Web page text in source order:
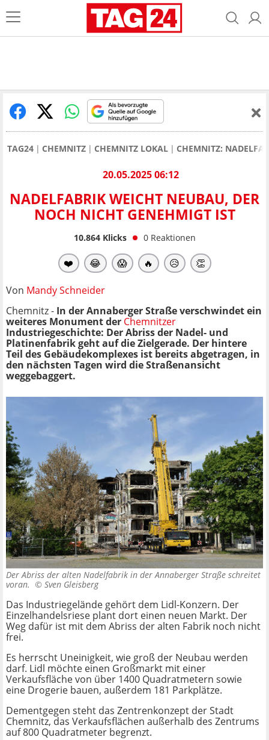
TAG24 CHEMNITZ CHEMNITZ LOKAL CHEMNITZ:
20.05.2025 06:12
NADELFABRIK WEICHT NEUBAU, DER
NOCH NICHT GENEHMIGT IST
10.864Klicks 0 Reaktionen
❤️ 😂 😱 🔥 😥 👏
Von Mandy Schneider
Chemnitz - In der Annaberger Straße verschwindet ein
weiteres Monument der Chemnitzer
Industriegeschichte: Der Abriss der Nadel- und
Platinenfabrik geht auf die Zielgerade. Der hintere
Teil des Gebäudekomplexes ist bereits abgetragen, in
den nächsten Tagen wird die Straßenansicht
weggebaggert.
Der Abriss der alten Nadelfabrik in der Annaberger Straße schreitet
voran. © Sven Gleisberg
Das Industriegelände gehört dem Lidl-Konzern. Der
Einzelhandelsriese plant dort einen neuen Markt. Der
Weg dafür ist mit dem Abriss der alten Fabrik noch nicht
frei.
Es herrscht Uneinigkeit, wie groß der Neubau werden
darf. Lidl möchte einen Großmarkt mit einer
Verkaufsfläche von über 1400 Quadratmetern sowie
eine Drogerie bauen, außerdem 181 Parkplätze.
Dementgegen steht das Zentrenkonzept der Stadt
Chemnitz, das Verkaufsflächen außerhalb des Zentrums
auf 800 Quadratmeter begrenzt.